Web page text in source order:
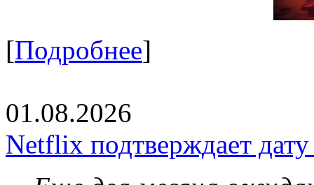
[Подробнее]
01.08.2026
Netflix подтверждает